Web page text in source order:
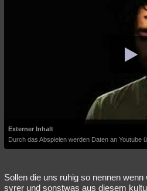
Externer Inhalt
Durch das Abspielen werden Daten an Youtube
Sollen die uns ruhig so nennen
syrer und sonstwas aus diesem